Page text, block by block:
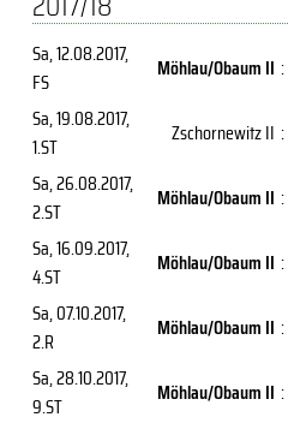
Sa, 12.08.2017,
FS
Möhlau/Obaum II :
Sa, 19.08.2017,
1.ST
Zschornewitz II :
Sa, 26.08.2017,
2.ST
Möhlau/Obaum II :
Sa, 16.09.2017,
4.ST
Möhlau/Obaum II :
Sa, 07.10.2017,
2.R
Möhlau/Obaum II :
Sa, 28.10.2017,
9.ST
Möhlau/Obaum II :